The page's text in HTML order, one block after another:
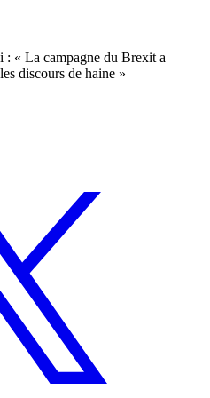
: « La campagne du Brexit a
discours de haine »